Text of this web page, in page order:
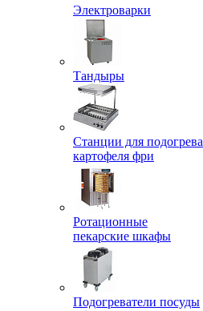
Электроварки
Тандыры
Станции для подогрева
картофеля фри
Ротационные
пекарские шкафы
Подогреватели посуды